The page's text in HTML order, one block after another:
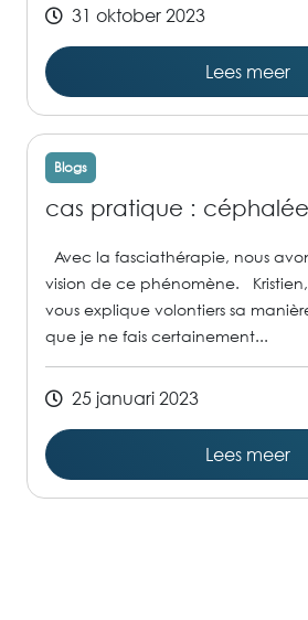
31 oktober 2023
Lees meer
Blogs
cas pratique :
Avec la fasciathérapie, nous
vision de ce phénomène.
vous explique volontiers sa
que je ne fais certainement...
25 januari 2023
Lees meer